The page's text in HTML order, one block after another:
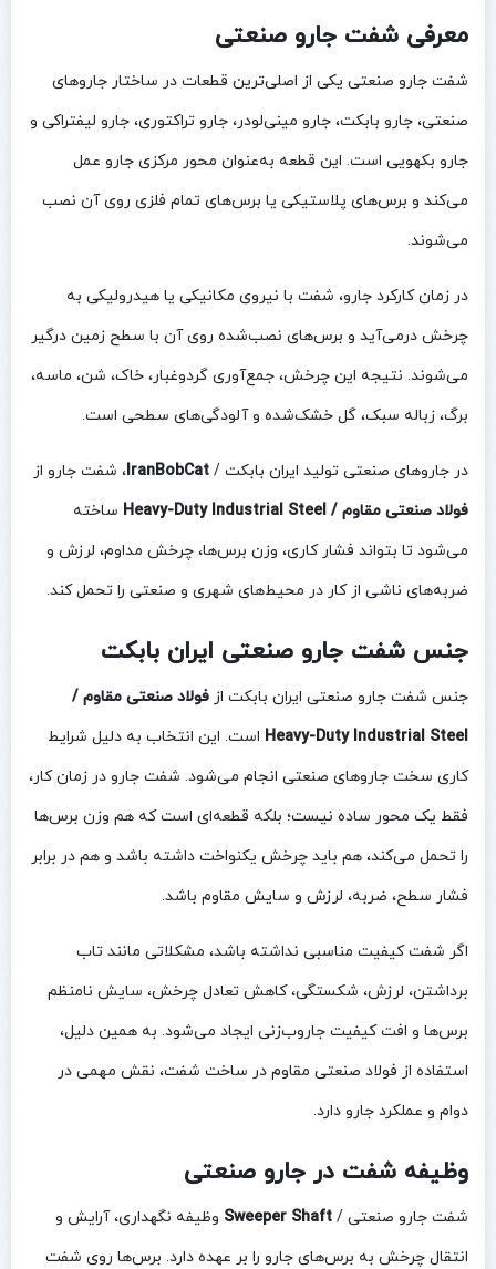
معرفی شفت جارو صنعتی
شفت جارو صنعتی یکی از اصلی‌ترین قطعات در ساختار جاروهای
صنعتی، جارو بابکت، جارو مینی‌لودر، جارو تراکتوری، جارو لیفتراکی و
جارو بکهویی است. این قطعه به‌عنوان محور مرکزی جارو عمل
می‌کند و برس‌های پلاستیکی یا برس‌های تمام فلزی روی آن نصب
می‌شوند.
در زمان کارکرد جارو، شفت با نیروی مکانیکی یا هیدرولیکی به
چرخش درمی‌آید و برس‌های نصب‌شده روی آن با سطح زمین درگیر
می‌شوند. نتیجه این چرخش، جمع‌آوری گردوغبار، خاک، شن، ماسه،
برگ، زباله سبک، گل خشک‌شده و آلودگی‌های سطحی است.
در جاروهای صنعتی تولید ایران بابکت / IranBobCat، شفت جارو از
فولاد صنعتی مقاوم / Heavy-Duty Industrial Steel
ساخته
می‌شود تا بتواند فشار کاری، وزن برس‌ها، چرخش مداوم، لرزش و
ضربه‌های ناشی از کار در محیط‌های شهری و صنعتی را تحمل کند.
جنس شفت جارو صنعتی ایران بابکت
جنس شفت جارو صنعتی ایران بابکت از فولاد صنعتی مقاوم /
Heavy-Duty Industrial Steel است. این انتخاب به دلیل شرایط
کاری سخت جاروهای صنعتی انجام می‌شود. شفت جارو در زمان کار،
فقط یک محور ساده نیست؛ بلکه قطعه‌ای است که هم وزن برس‌ها
را تحمل می‌کند، هم باید چرخش یکنواخت داشته باشد و هم در برابر
فشار سطح، ضربه، لرزش و سایش مقاوم باشد.
اگر شفت کیفیت مناسبی نداشته باشد، مشکلاتی مانند تاب
برداشتن، لرزش، شکستگی، کاهش تعادل چرخش، سایش نامنظم
برس‌ها و افت کیفیت جاروب‌زنی ایجاد می‌شود. به همین دلیل،
استفاده از فولاد صنعتی مقاوم در ساخت شفت، نقش مهمی در
دوام و عملکرد جارو دارد.
وظیفه شفت در جارو صنعتی
شفت جارو صنعتی / Sweeper Shaft وظیفه نگهداری، آرایش و
انتقال چرخش به برس‌های جارو را بر عهده دارد. برس‌ها روی شفت